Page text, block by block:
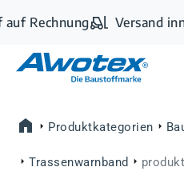
Zum Hauptinhalt springen
Rechnung Versand
Produktkategorien
Trassenwarnband produkt